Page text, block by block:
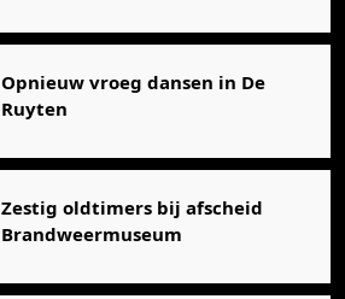
Opnieuw vroeg dansen in De
Ruyten
Zestig oldtimers bij afscheid
Brandweermuseum